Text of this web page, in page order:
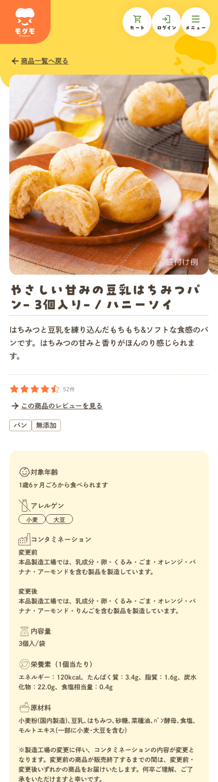
カート ログイン メニュー
モグモについて
商品一覧
ギフトを贈る
お知らせ
お客様の声
店舗一覧
モグモマガジン
今すぐお得に始める
商品一覧へ戻る
やさしい甘みの豆乳はちみつパ
ン- 3個入り- / ハニーソイ
はちみつと豆乳を練り込んだもちもち&ソフトな食感のパ
ンです。はちみつの甘みと香りがほんのり感じられま
す。
52件
この商品のレビューを見る
パン 無添加
対象年齢
1歳6ヶ月ごろから食べられます
アレルゲン
小麦 大豆
コンタミネーション
変更前
本品製造工場では、乳成分・卵・くるみ・ごま・オレンジ・バ
ナナ・アーモンドを含む製品を製造しています。
変更後
本品製造工場では、乳成分・卵・くるみ・ごま・オレンジ・バ
ナナ・アーモンド・りんごを含む製品を製造しています。
内容量
3個入/袋
栄養素（1個当たり）
エネルギー：120kcal、たんぱく質：3.4g、脂質：1.6g、炭水
化物：22.0g、食塩相当量：0.4g
原材料
小麦粉(国内製造)､豆乳､はちみつ､砂糖､菜種油､ﾊﾟﾝ酵母､食塩､
モルトエキス(一部に小麦･大豆を含む)
※製造工場の変更に伴い、コンタミネーションの内容が変更と
なります。変更前の商品が販売終了するまでの間は、変更前・
変更後いずれかの商品をお届けいたします。何卒ご理解、ご了
承をいただけますと幸いです。